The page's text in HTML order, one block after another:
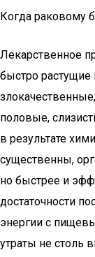
Когда раковому
Лекарственное
быстро
половые,
в результате
существенны,
но быстрее и
достаточности
энергии с
утраты не столь